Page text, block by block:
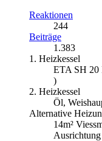
Reaktionen
244
Beiträge
1.383
1. Heizkessel
ETA SH 20
)
2. Heizkessel
Öl,
Alternative
14m²